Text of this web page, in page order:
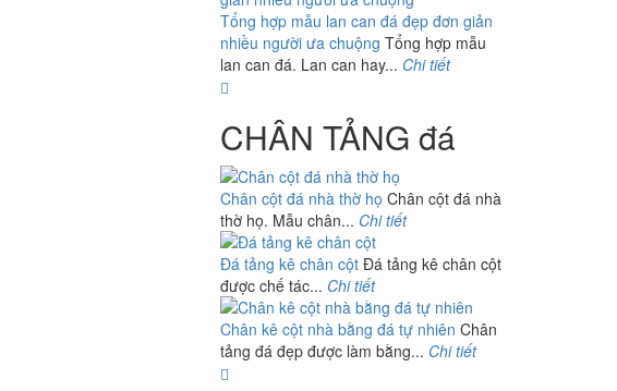
Tổng hợp mẫu lan can đá đẹp đơn giản
nhiều người ưa chuộng Tổng hợp mẫu
lan can đá. Lan can hay... Chi tiết
CHÂN TẢNG đá
Chân cột đá nhà thờ họ Chân cột đá nhà
thờ họ. Mẫu chân... Chi tiết
Đá tảng kê chân cộtĐá tảng kê chân cột
được chế tác... Chi tiết
Chân kê cột nhà bằng đá tự nhiên Chân
tảng đá đẹp được làm bằng... Chi tiết